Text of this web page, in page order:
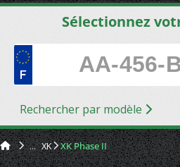
Sélectionnez
Rechercher par modèle
XK XK Phase II